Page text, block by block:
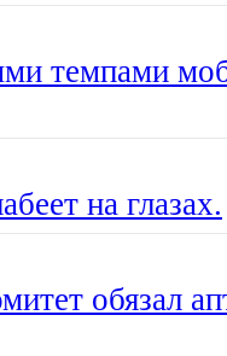
темпами
на глазах.
обязал